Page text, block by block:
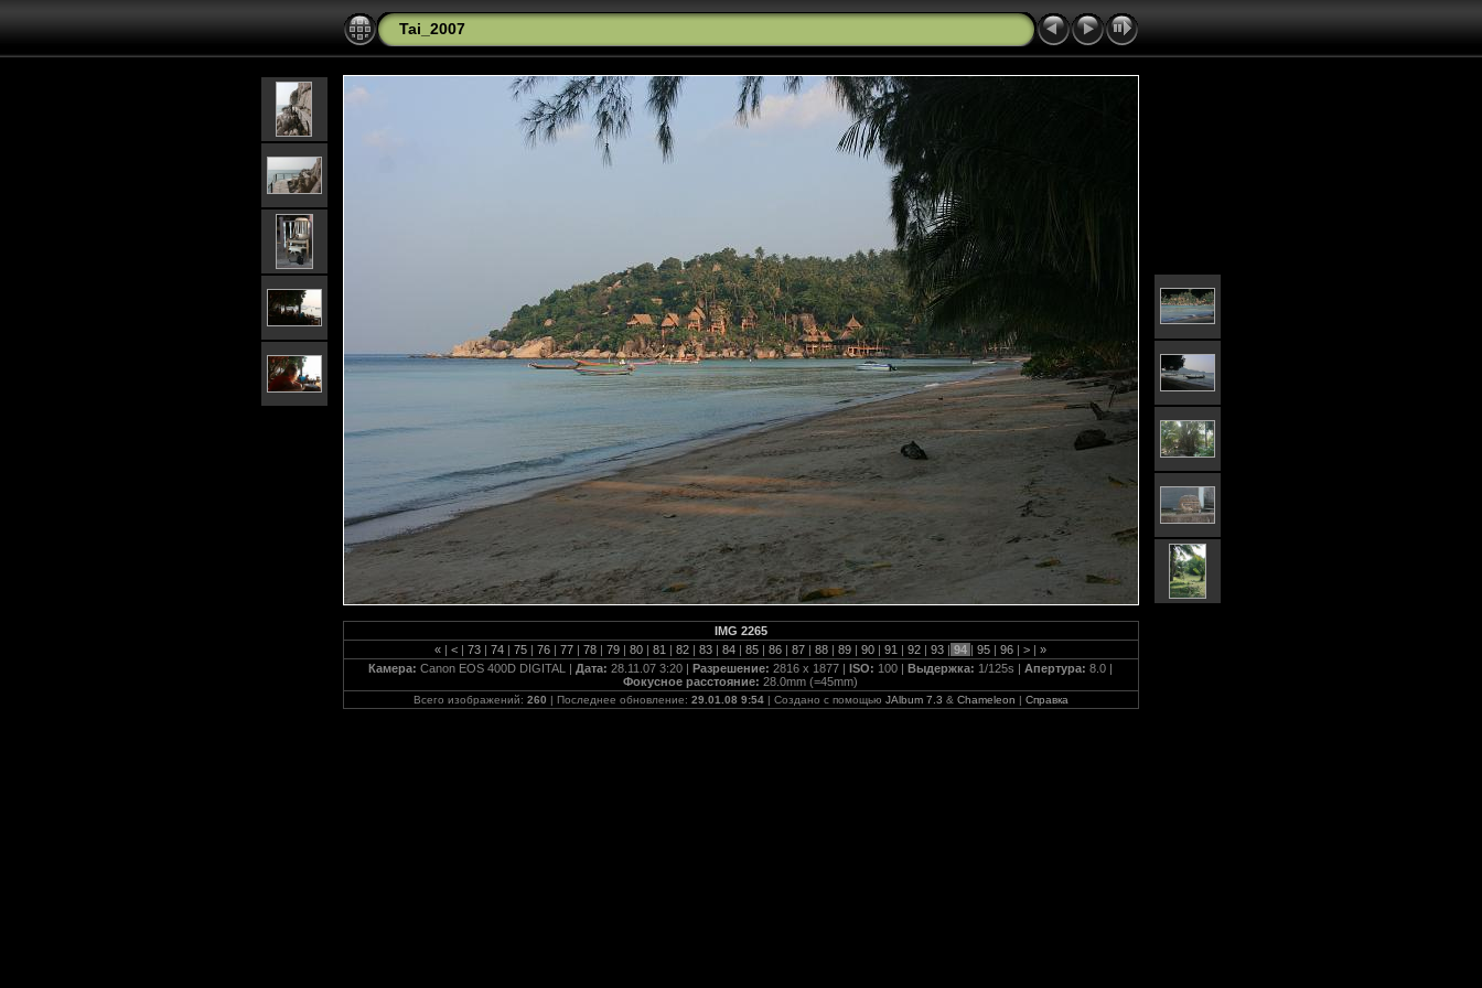
Tai_2007
IMG 2265
« | < | 73 | 74 | 75 | 76 | 77 | 78 | 79 | 80 | 81 | 82 | 83 | 84 | 85 | 86 | 87 | 88 | 89 | 90 | 91 | 92 | 93 | 94 | 95 | 96 | > | »
Камера:Canon EOS 400D DIGITAL |Дата:28.11.07 3:20 |Разрешение:2816 x 1877 |ISO: 100 |Выдержка: 1/125s |Апертура:8.0 |
Фокусное расстояние:28.0mm (=45mm)
Всего изображений: 260 | Последнее обновление: 29.01.08 9:54| Создано с помощью JAlbum 7.3 & Chameleon | Справка